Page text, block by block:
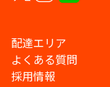
配達エリア
よくある質問
採用情報